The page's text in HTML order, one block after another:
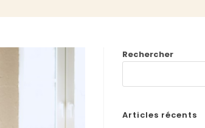
Rechercher
Articles récents